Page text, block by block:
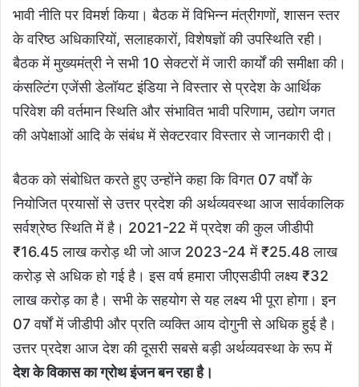
भावी नीति पर विमर्श किया। बैठक में विभिन्न मंत्रीगणों, शासन स्तर
के वरिष्ठ अधिकारियों, सलाहकारों, विशेषज्ञों की उपस्थिति रही।
बैठक में मुख्यमंत्री ने सभी 10 सेक्टरों में जारी कार्यों की समीक्षा की।
कंसल्टिंग एजेंसी डेलॉयट इंडिया ने विस्तार से प्रदेश के आर्थिक
परिवेश की वर्तमान स्थिति और संभावित भावी परिणाम, उद्योग जगत
की अपेक्षाओं आदि के संबंध में सेक्टरवार विस्तार से जानकारी दी।
बैठक को संबोधित करते हुए उन्होंने कहा कि विगत 07 वर्षों के
नियोजित प्रयासों से उत्तर प्रदेश की अर्थव्यवस्था आज सार्वकालिक
सर्वश्रेष्ठ स्थिति में है। 2021-22 में प्रदेश की कुल जीडीपी
₹16.45 लाख करोड़ थी जो आज 2023-24 में ₹25.48 लाख
करोड़ से अधिक हो गई है। इस वर्ष हमारा जीएसडीपी लक्ष्य ₹32
लाख करोड़ का है। सभी के सहयोग से यह लक्ष्य भी पूरा होगा। इन
07 वर्षों में जीडीपी और प्रति व्यक्ति आय दोगुनी से अधिक हुई है।
उत्तर प्रदेश आज देश की दूसरी सबसे बड़ी अर्थव्यवस्था के रूप में
देश के विकास का ग्रोथ इंजन बन रहा है।